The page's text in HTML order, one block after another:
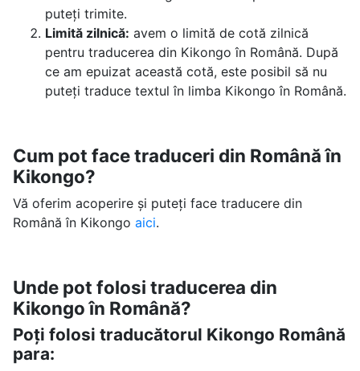
puteți trimite.
Limită zilnică: avem o limită de cotă zilnică
pentru traducerea din Kikongo în Română. După
ce am epuizat această cotă, este posibil să nu
puteți traduce textul în limba Kikongo în Română.
Cum pot face traduceri din Română în
Kikongo?
Vă oferim acoperire și puteți face traducere din
Română în Kikongo aici.
Unde pot folosi traducerea din
Kikongo în Română?
Poți folosi traducătorul Kikongo Română
para: